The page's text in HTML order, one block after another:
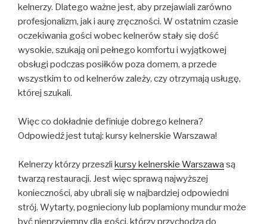
kelnerzy. Dlatego ważne jest, aby przejawiali zarówno
profesjonalizm, jak i aurę zręczności. W ostatnim czasie
oczekiwania gości wobec kelnerów stały się dość
wysokie, szukają oni pełnego komfortu i wyjątkowej
obsługi podczas posiłków poza domem, a przede
wszystkim to od kelnerów zależy, czy otrzymają usługę,
której szukali.
Więc co dokładnie definiuje dobrego kelnera?
Odpowiedź jest tutaj: kursy kelnerskie Warszawa!
Kelnerzy którzy przeszli kursy kelnerskie Warszawa są
twarzą restauracji. Jest więc sprawą najwyższej
konieczności, aby ubrali się w najbardziej odpowiedni
strój. Wytarty, pognieciony lub poplamiony mundur może
być nieprzyjemny dla gości, którzy przychodzą do